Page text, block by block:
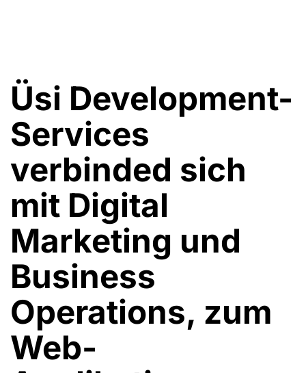
Üsi Development-
Services
verbinded sich
mit Digital
Marketing und
Business
Operations, zum
Web-